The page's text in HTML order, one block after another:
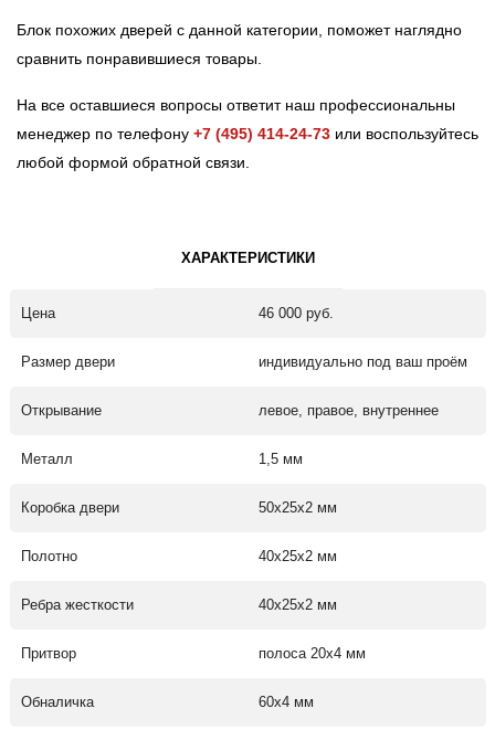
Блок похожих дверей с данной категории, поможет наглядно
сравнить понравившиеся товары.
На все оставшиеся вопросы ответит наш профессиональны
менеджер по телефону +7 (495) 414-24-73 или воспользуйтесь
любой формой обратной связи.
ХАРАКТЕРИСТИКИ
Цена 46 000 руб.
Размер двери индивидуально под ваш проём
Открывание левое, правое, внутреннее
Металл 1,5 мм
Коробка двери 50х25х2 мм
Полотно 40х25х2 мм
Ребра жесткости 40х25х2 мм
Притвор полоса 20х4 мм
Обналичка 60х4 мм